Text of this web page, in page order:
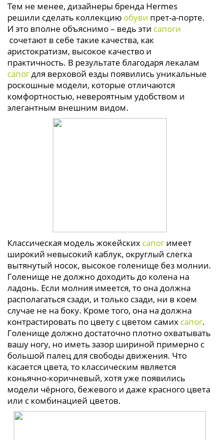
Тем не менее, дизайнеры бренда Hermes
решили сделать коллекцию обуви прет-а-порте.
И это вполне объяснимо – ведь эти сапоги
сочетают в себе такие качества, как
аристократизм, высокое качество и
практичность. В результате благодаря лекалам
сапогдля верховой езды появились уникальные
роскошные модели, которые отличаются
комфортностью, невероятным удобством и
элегантным внешним видом.
Классическая модель жокейских сапог имеет
широкий невысокий каблук, округлый слегка
вытянутый носок, высокое голенище без молнии.
Голенище не должно доходить до колена на
ладонь. Если молния имеется, то она должна
располагаться сзади, и только сзади, ни в коем
случае не на боку. Кроме того, она на должна
контрастировать по цвету с цветом самих сапог.
Голенище должно достаточно плотно охватывать
вашу ногу, но иметь зазор шириной примерно с
большой палец для свободы движения. Что
касается цвета, то классическим является
коньячно-коричневый, хотя уже появились
модели чёрного, бежевого и даже красного цвета
или с комбинацией цветов.